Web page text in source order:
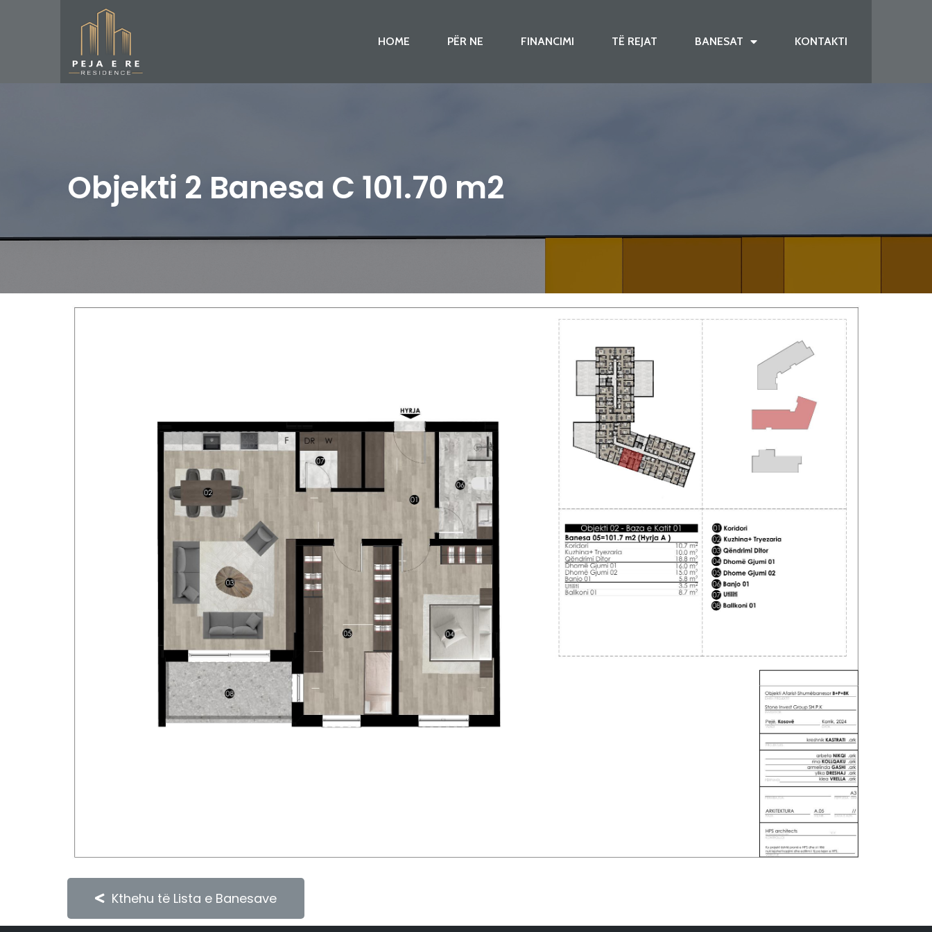
HOME PËR NE FINANCIMI TË REJAT BANESAT KONTAKTI
Objekti 2 Banesa C 101.70 m2
Kthehu të Lista e Banesave